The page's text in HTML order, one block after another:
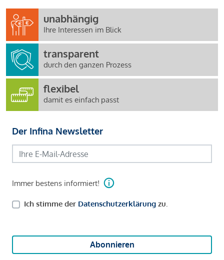
unabhängig
Ihre Interessen im Blick
transparent
durch den ganzen Prozess
flexibel
damit es einfach passt
Der Infina Newsletter
Immer bestens informiert!
Ich stimme der Datenschutzerklärung zu.
Abonnieren